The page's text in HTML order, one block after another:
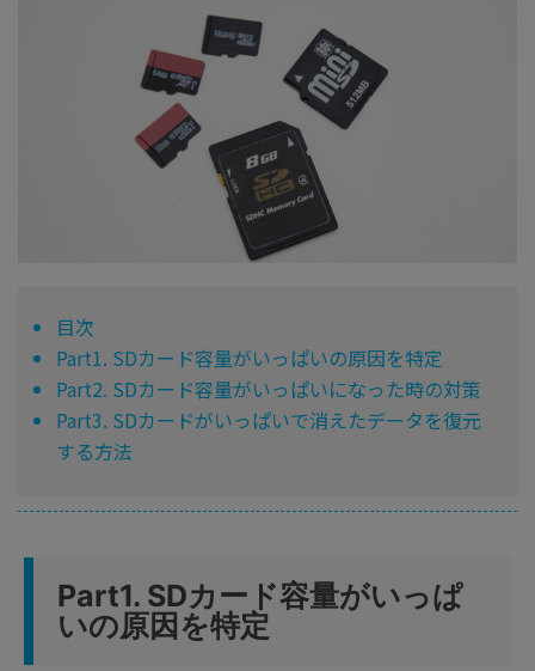
目次
Part1. SDカード容量がいっぱいの原因を特定
Part2. SDカード容量がいっぱいになった時の対策
Part3. SDカードがいっぱいで消えたデータを復元
する方法
Part1. SDカード容量がいっぱ
いの原因を特定